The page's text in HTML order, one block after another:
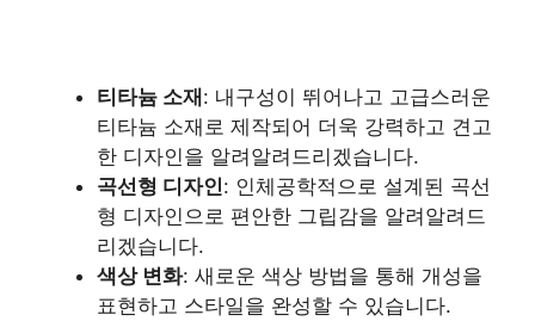
티타늄 소재 : 내구성이 뛰어나고 고급스러운
티타늄 소재로 제작되어 더욱 강력하고 견고
한 디자인을 알려알려드리겠습니다.
곡선형 디자인: 인체공학적으로 설계된 곡선
형 디자인으로 편안한 그립감을 알려알려드
리겠습니다.
색상 변화: 새로운 색상 방법을 통해 개성을
표현하고 스타일을 완성할 수 있습니다.